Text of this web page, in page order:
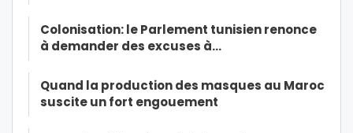
Colonisation: le Parlement tunisien renonce
à demander des excuses à…
Quand la production des masques au Maroc
suscite un fort engouement